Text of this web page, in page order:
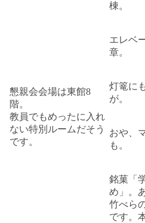
棟。
エレベ
章。
灯篭に
が。
おや、
も。
銘菓「
め」。
竹べら
です。
懇親会会場は東館8
階。
教員でもめったに入れ
ない特別ルームだそう
です。